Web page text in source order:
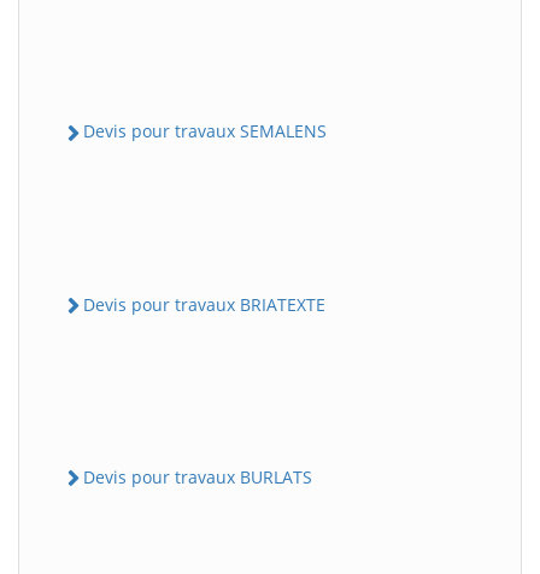
Devis pour travaux SEMALENS
Devis pour travaux BRIATEXTE
Devis pour travaux BURLATS